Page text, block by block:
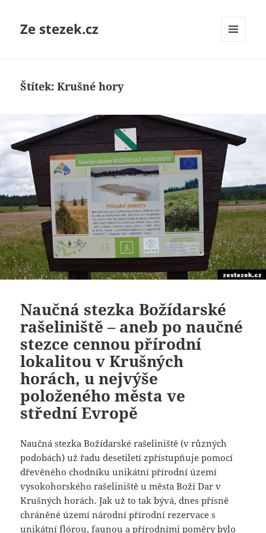
Ze stezek.cz
Štítek:Krušné hory
Naučná stezka Božídarské
rašeliniště – aneb po naučné
stezce cennou přírodní
lokalitou v Krušných
horách, u nejvýše
položeného města ve
střední Evropě
Naučná stezka Božídarské rašeliniště (v různých
podobách) už řadu desetiletí zpřístupňuje pomocí
dřevěného chodníku unikátní přírodní území
vysokohorského rašeliniště u města Boží Dar v
Krušných horách. Jak už to tak bývá, dnes přísně
chráněné území národní přírodní rezervace s
unikátní flórou, faunou a přírodními poměry bylo